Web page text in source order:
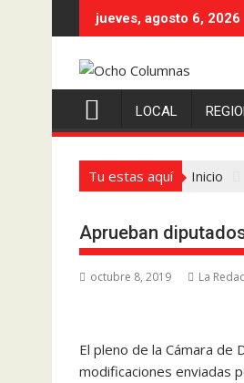
al
jueves, agosto 6, 2026
LOCAL
Tu estas aquí Inicio
Aprueban
octubre 8, 2019 La
El pleno de la Cámara de
modificaciones enviadas